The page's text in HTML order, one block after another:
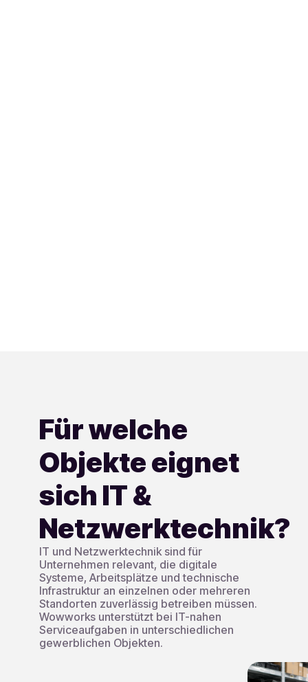
Für welche
Objekte eignet
sich IT &
Netzwerktechnik?
IT und Netzwerktechnik sind für
Unternehmen relevant, die digitale
Systeme, Arbeitsplätze und technische
Infrastruktur an einzelnen oder mehreren
Standorten zuverlässig betreiben müssen.
Wowworks unterstützt bei IT-nahen
Serviceaufgaben in unterschiedlichen
gewerblichen Objekten.